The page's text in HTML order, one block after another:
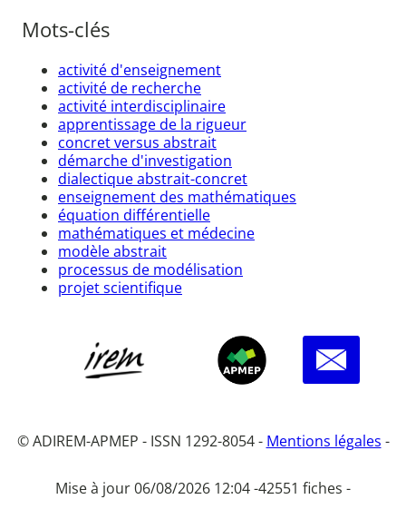
Mots-clés
activité d'enseignement
activité de recherche
activité interdisciplinaire
apprentissage de la rigueur
concret versus abstrait
démarche d'investigation
dialectique abstrait-concret
enseignement des mathématiques
équation différentielle
mathématiques et médecine
modèle abstrait
processus de modélisation
projet scientifique
© ADIREM-APMEP - ISSN 1292-8054 - Mentions légales -
Mise à jour 06/08/2026 12:04 -42551 fiches -